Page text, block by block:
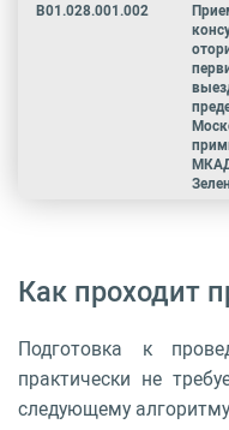
B01.028.001.002
Как проходит
Подготовка к
практически не
следующему